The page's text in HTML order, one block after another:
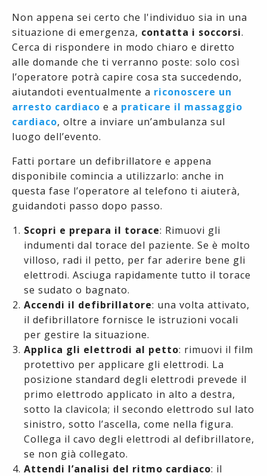
Non appena sei certo che l'individuo sia in una
situazione di emergenza, contatta i soccorsi.
Cerca di rispondere in modo chiaro e diretto
alle domande che ti verranno poste: solo così
l’operatore potrà capire cosa sta succedendo,
aiutandoti eventualmente a riconoscere un
arresto cardiaco e a praticare il massaggio
cardiaco, oltre a inviare un’ambulanza sul
luogo dell’evento.
Fatti portare un defibrillatore e appena
disponibile comincia a utilizzarlo: anche in
questa fase l’operatore al telefono ti aiuterà,
guidandoti passo dopo passo.
Scopri e prepara il torace: Rimuovi gli
indumenti dal torace del paziente. Se è molto
villoso, radi il petto, per far aderire bene gli
elettrodi. Asciuga rapidamente tutto il torace
se sudato o bagnato.
Accendi il defibrillatore: una volta attivato,
il defibrillatore fornisce le istruzioni vocali
per gestire la situazione.
Applica gli elettrodi al petto: rimuovi il film
protettivo per applicare gli elettrodi. La
posizione standard degli elettrodi prevede il
primo elettrodo applicato in alto a destra,
sotto la clavicola; il secondo elettrodo sul lato
sinistro, sotto l’ascella, come nella figura.
Collega il cavo degli elettrodi al defibrillatore,
se non già collegato.
Attendi l’analisi del ritmo cardiaco: il